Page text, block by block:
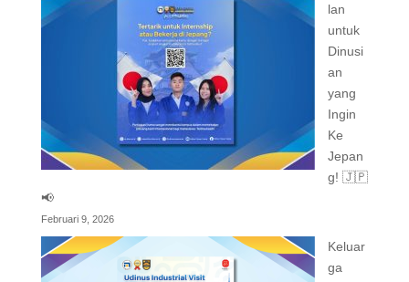
lan
untuk
Dinusi
an
yang
Ingin
Ke
Jepan
g! 🇯🇵
📢
Februari 9, 2026
Keluar
ga